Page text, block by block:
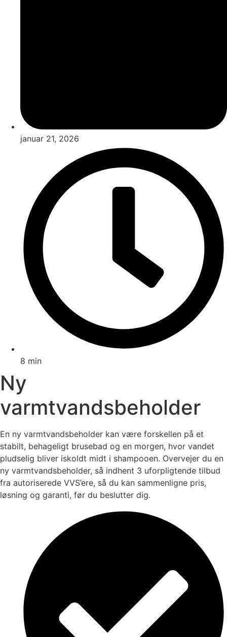
januar 21, 2026
8 min
Ny
varmtvandsbeholder
En ny varmtvandsbeholder kan være forskellen på et
stabilt, behageligt brusebad og en morgen, hvor vandet
pludselig bliver iskoldt midt i shampooen. Overvejer du en
ny varmtvandsbeholder, så indhent 3 uforpligtende tilbud
fra autoriserede VVS’ere, så du kan sammenligne pris,
løsning og garanti, før du beslutter dig.